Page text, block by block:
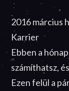
2016 március
Karrier
Ebben a
számíthatsz,
Ezen felül a